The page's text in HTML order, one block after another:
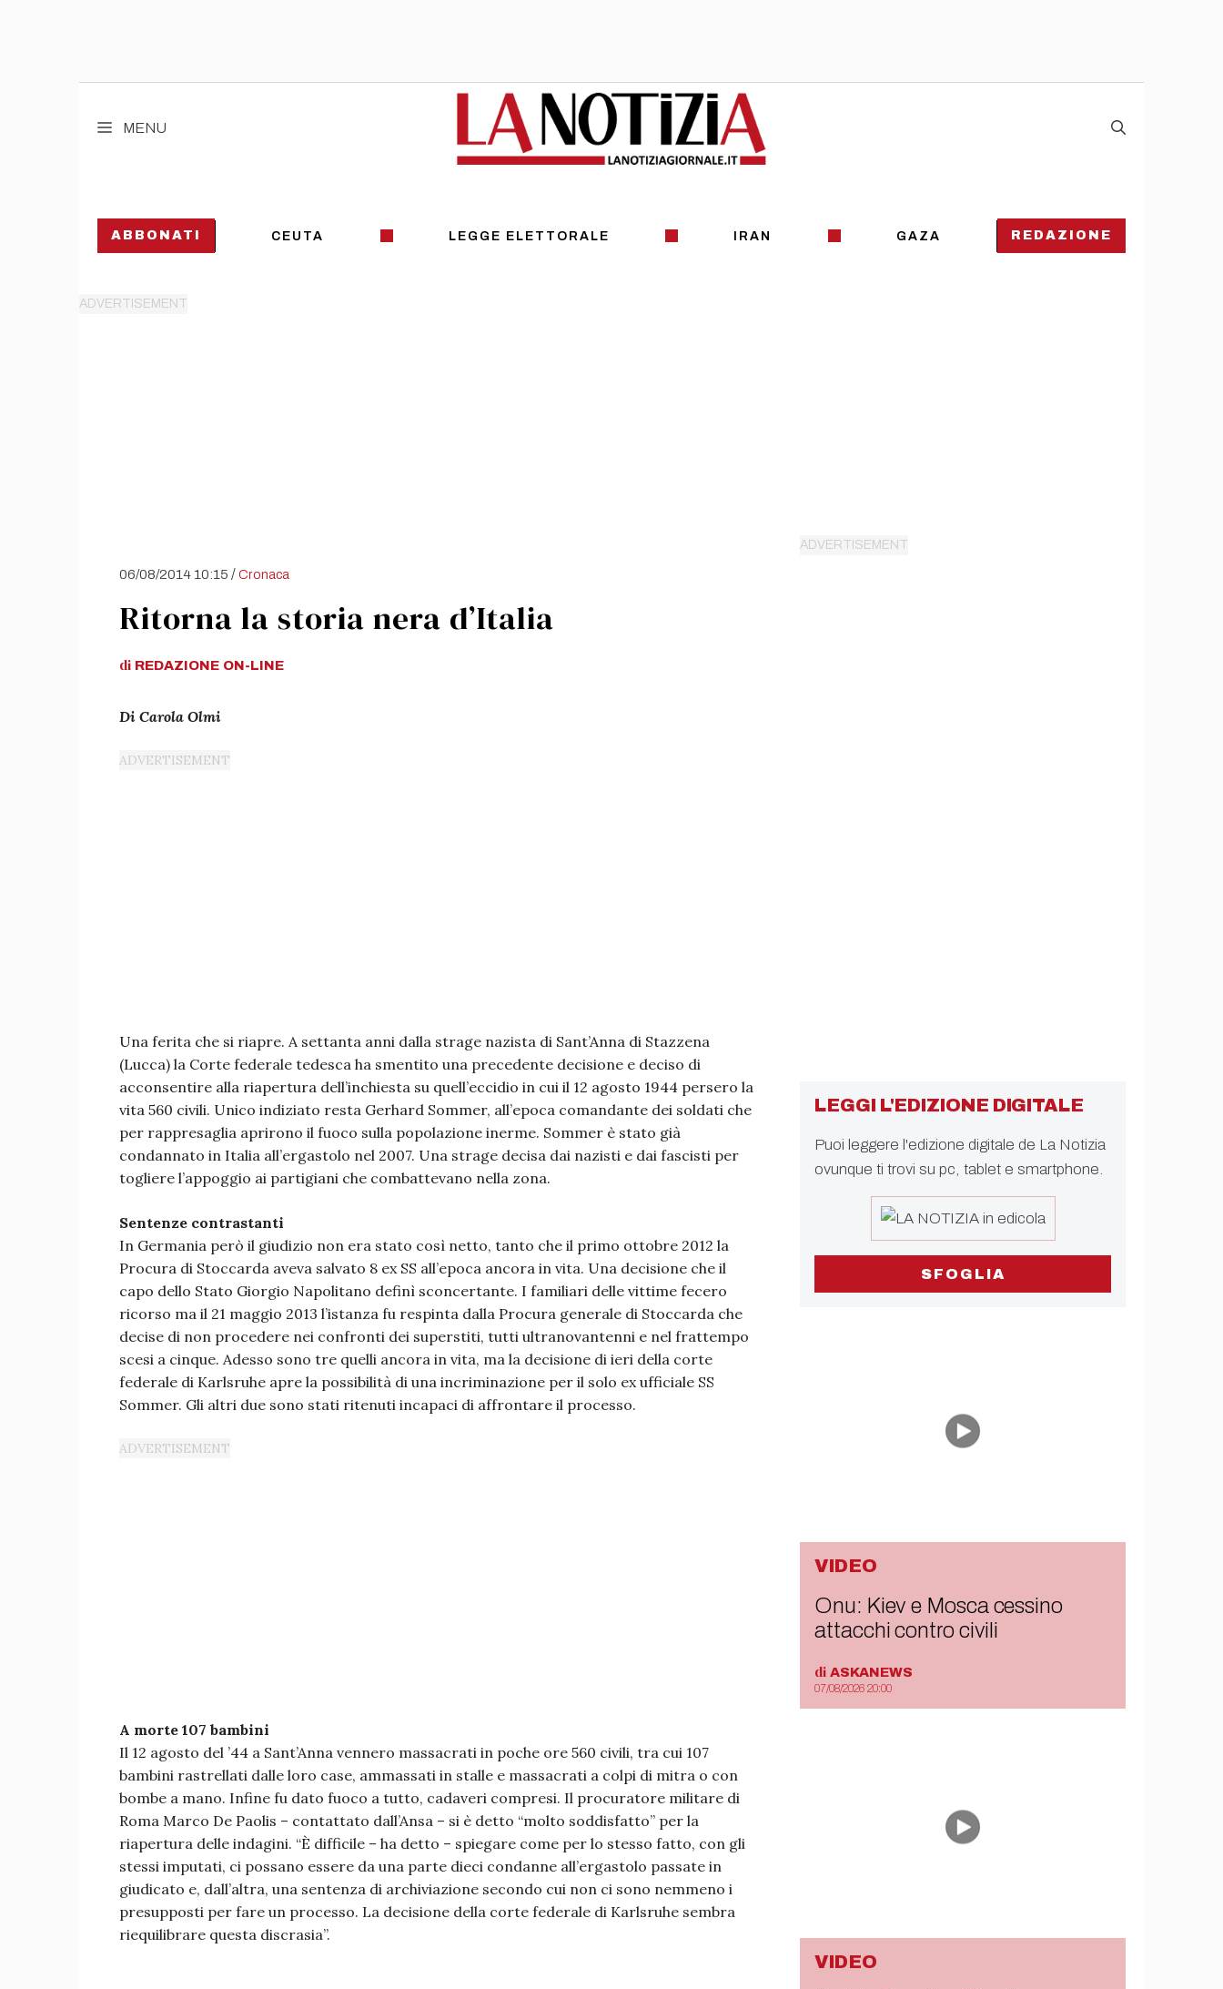
MENU
ABBONATI CEUTA LEGGE ELETTORALE IRAN GAZA REDAZIONE
06/08/2014 10:15 /Cronaca
Ritorna la storia nera d’Italia
di REDAZIONE ON-LINE
Di Carola Olmi
Una ferita che si riapre. A settanta anni dalla strage nazista di Sant’Anna di Stazzena
(Lucca) la Corte federale tedesca ha smentito una precedente decisione e deciso di
acconsentire alla riapertura dell’inchiesta su quell’eccidio in cui il 12 agosto 1944 persero la
vita 560 civili. Unico indiziato resta Gerhard Sommer, all’epoca comandante dei soldati che
per rappresaglia aprirono il fuoco sulla popolazione inerme. Sommer è stato già
condannato in Italia all’ergastolo nel 2007. Una strage decisa dai nazisti e dai fascisti per
togliere l’appoggio ai partigiani che combattevano nella zona.
Sentenze contrastanti
In Germania però il giudizio non era stato così netto, tanto che il primo ottobre 2012 la
Procura di Stoccarda aveva salvato 8 ex SS all’epoca ancora in vita. Una decisione che il
capo dello Stato Giorgio Napolitano definì sconcertante. I familiari delle vittime fecero
ricorso ma il 21 maggio 2013 l’istanza fu respinta dalla Procura generale di Stoccarda che
decise di non procedere nei confronti dei superstiti, tutti ultranovantenni e nel frattempo
scesi a cinque. Adesso sono tre quelli ancora in vita, ma la decisione di ieri della corte
federale di Karlsruhe apre la possibilità di una incriminazione per il solo ex ufficiale SS
Sommer. Gli altri due sono stati ritenuti incapaci di affrontare il processo.
A morte 107 bambini
Il 12 agosto del ’44 a Sant’Anna vennero massacrati in poche ore 560 civili, tra cui 107
bambini rastrellati dalle loro case, ammassati in stalle e massacrati a colpi di mitra o con
bombe a mano. Infine fu dato fuoco a tutto, cadaveri compresi. Il procuratore militare di
Roma Marco De Paolis – contattato dall’Ansa – si è detto “molto soddisfatto” per la
riapertura delle indagini. “È difficile – ha detto – spiegare come per lo stesso fatto, con gli
stessi imputati, ci possano essere da una parte dieci condanne all’ergastolo passate in
giudicato e, dall’altra, una sentenza di archiviazione secondo cui non ci sono nemmeno i
presupposti per fare un processo. La decisione della corte federale di Karlsruhe sembra
riequilibrare questa discrasia”.
LEGGI L'EDIZIONE DIGITALE
Puoi leggere l'edizione digitale de La Notizia
ovunque ti trovi su pc, tablet e smartphone.
SFOGLIA
VIDEO
Onu: Kiev e Mosca cessino
attacchi contro civili
di ASKANEWS
07/08/2026 20:00
VIDEO